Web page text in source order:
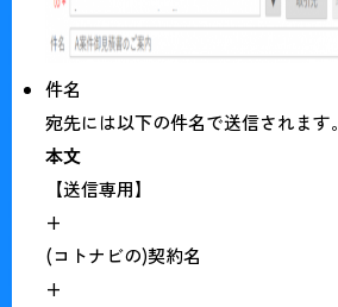
件名
宛先には以下の件名で送信されます。
本文
【送信専用】
+
(コトナビの)契約名
+